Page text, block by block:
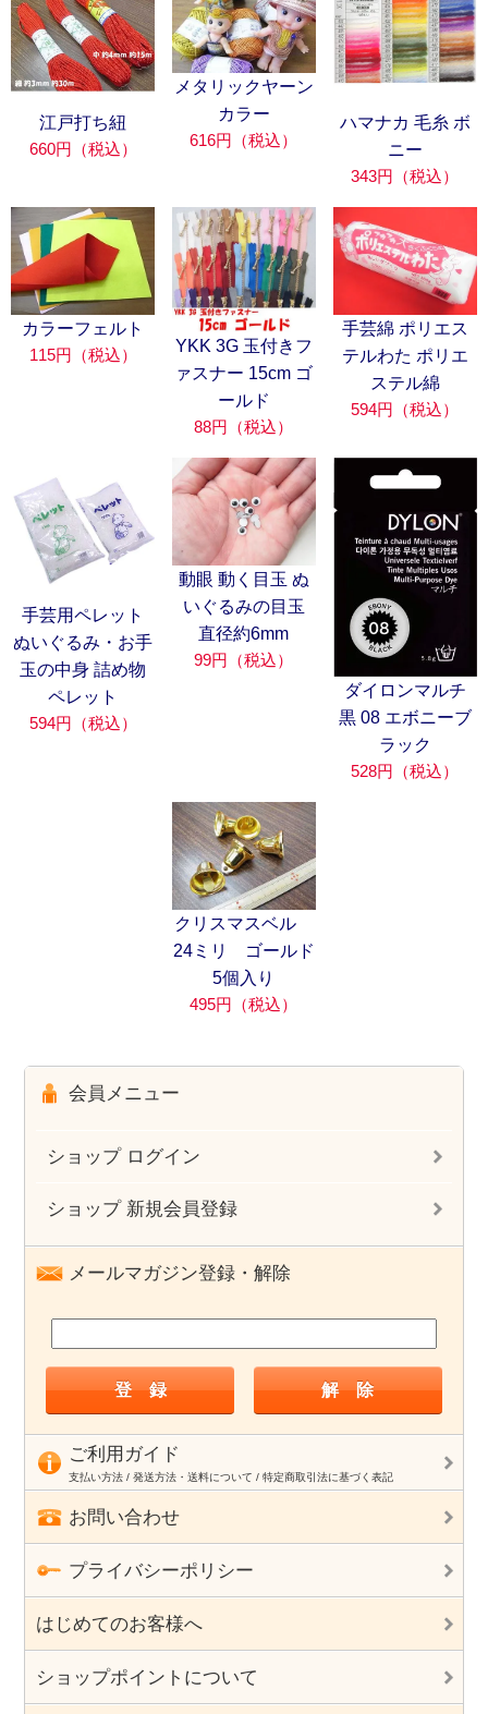
江戸打ち紐
660円（税込）
メタリックヤーン
カラー
616円（税込）
ハマナカ 毛糸 ボ
ニー
343円（税込）
カラーフェルト
115円（税込）
YKK 3G 玉付きフ
ァスナー 15cm ゴ
ールド
88円（税込）
手芸綿 ポリエス
テルわた ポリエ
ステル綿
594円（税込）
手芸用ペレット
ぬいぐるみ・お手
玉の中身 詰め物
ペレット
594円（税込）
動眼 動く目玉 ぬ
いぐるみの目玉
直径約6mm
99円（税込）
ダイロンマルチ
黒 08 エボニーブ
ラック
528円（税込）
クリスマスベル
24ミリ ゴールド
5個入り
495円（税込）
会員メニュー
ショップ ログイン
ショップ 新規会員登録
メールマガジン登録・解除
ご利用ガイド
支払い方法 / 発送方法・送料について / 特定商取引法に基づく表記
お問い合わせ
プライバシーポリシー
はじめてのお客様へ
ショップポイントについて